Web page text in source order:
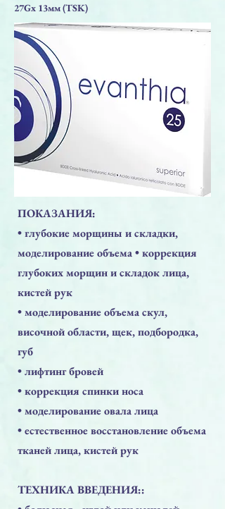
27Gx 13мм (TSK)
ПОКАЗАНИЯ:
• глубокие морщины и складки,
моделирование объема • коррекция
глубоких морщин и складок лица,
кистей рук
• моделирование объема скул,
височной области, щек, подбородка,
губ
• лифтинг бровей
• коррекция спинки носа
• моделирование овала лицa
• естественное восстановление объема
тканей лица, кистей рук
ТЕХНИКА ВВЕДЕНИЯ::